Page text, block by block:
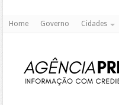
Home Governo Cidades